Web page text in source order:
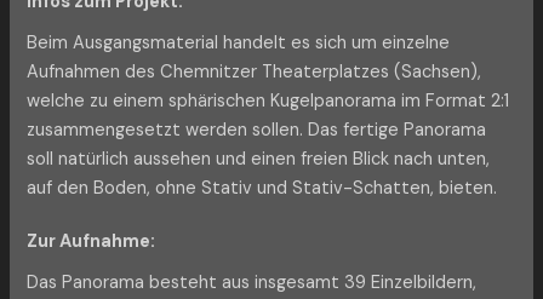
Beim Ausgangsmaterial handelt es sich um einzelne
Aufnahmen des Chemnitzer Theaterplatzes (Sachsen),
welche zu einem sphärischen Kugelpanorama im Format 2:1
zusammengesetzt werden sollen. Das fertige Panorama
soll natürlich aussehen und einen freien Blick nach unten,
auf den Boden, ohne Stativ und Stativ-Schatten, bieten.
Zur Aufnahme:
Das Panorama besteht aus insgesamt 39 Einzelbildern,